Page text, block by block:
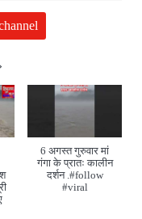
6 अगस्त गुरुवार मां
गंगा के प्रातः कालीन
दर्शन .#follow
#viral